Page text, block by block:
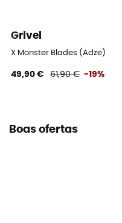
Grivel
X Monster Blades (Adze)
49,90 € 61,90 € -19%
Boas ofertas